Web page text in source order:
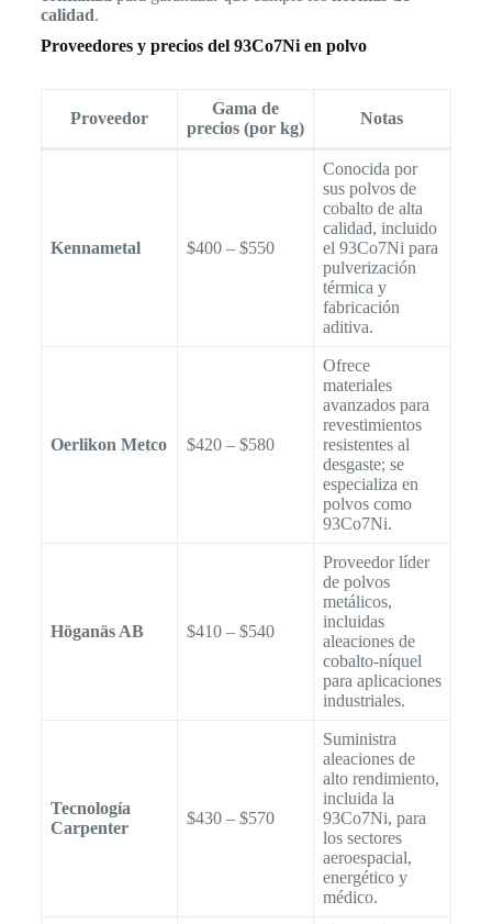
calidad.
Proveedores y precios del 93Co7Ni en polvo
Proveedor
Gama de
precios (por kg)
Notas
Kennametal $400 – $550
Conocida por
sus polvos de
cobalto de alta
calidad, incluido
el 93Co7Ni para
pulverización
térmica y
fabricación
aditiva.
Oerlikon Metco $420 – $580
Ofrece
materiales
avanzados para
revestimientos
resistentes al
desgaste; se
especializa en
polvos como
93Co7Ni.
Höganäs AB $410 – $540
Proveedor líder
de polvos
metálicos,
incluidas
aleaciones de
cobalto-níquel
para aplicaciones
industriales.
Tecnología
Carpenter
$430 – $570
Suministra
aleaciones de
alto rendimiento,
incluida la
93Co7Ni, para
los sectores
aeroespacial,
energético y
médico.